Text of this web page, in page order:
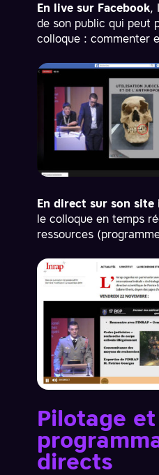
En live sur Facebook,
de son public qui peut
colloque : commenter
En direct sur son site
le colloque en temps
ressources
Pilotage et
directs